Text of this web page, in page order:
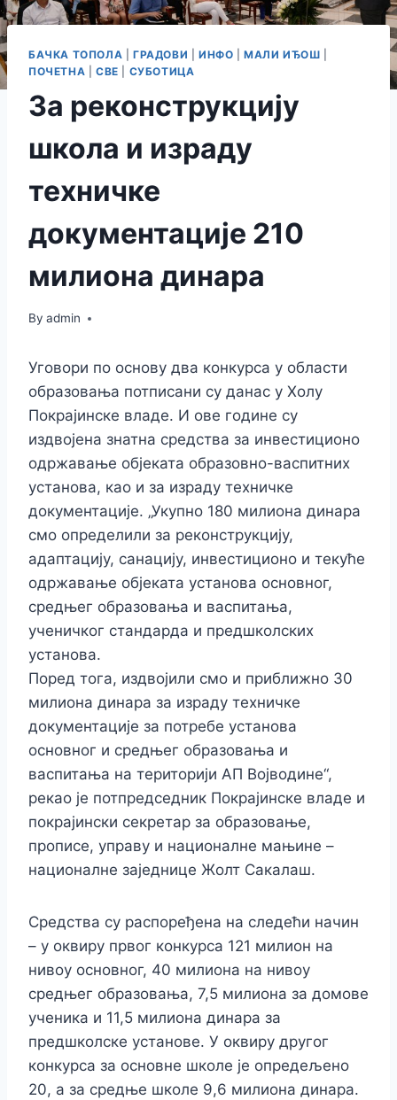
БАЧКА ТОПОЛА ГРАДОВИ ИНФО |МАЛИ ИЂОШ
ПОЧЕТНА
СВЕ СУБОТИЦА
За реконструкцију
школа и израду
техничке
документације 210
милиона динара
By admin
Уговори по основу два конкурса у области
образовања потписани су данас у Холу
Покрајинске владе. И ове године су
издвојена знатна средства за инвестиционо
одржавање објеката образовно-васпитних
установа, као и за израду техничке
документације. „Укупно 180 милиона динара
смо определили за реконструкцију,
адаптацију, санацију, инвестиционо и текуће
одржавање објеката установа основног,
средњег образовања и васпитања,
ученичког стандарда и предшколских
установа.
Поред тога, издвојили смо и приближно 30
милиона динара за израду техничке
документације за потребе установа
основног и средњег образовања и
васпитања на територији АП Војводине“,
рекао је потпредседник Покрајинске владе и
покрајински секретар за образовање,
прописе, управу и националне мањине –
националне заједнице Жолт Сакалаш.
Средства су распоређена на следећи начин
– у оквиру првог конкурса 121 милион на
нивоу основног, 40 милиона на нивоу
средњег образовања, 7,5 милиона за домове
ученика и 11,5 милиона динара за
предшколске установе. У оквиру другог
конкурса за основне школе је опредељено
20, а за средње школе 9,6 милиона динара.